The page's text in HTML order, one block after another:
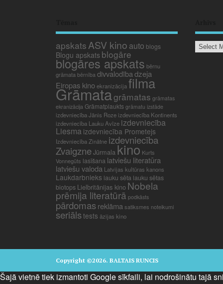
apskats ASV kino auto blogs
Blogu apskats blogāre
blogāres apskats bērnu
grāmata bērnība divvalodībadzeja
Eiropas kinoekranizācija filma
Grāmatagrāmatas grāmatas
ekranizācija Grāmatplaukts grāmatu izstāde
izdevniecība Jānis Roze izdevniecība Kontinents
izdevniecība Lauku Avīze izdevniecība
Liesma izdevniecība Prometejs
Izdevniecība Zinātne izdevniecība
ZvaigzneJūrmalakino Kurts
Vonnegūts lasīšana latviešu literatūra
latviešu valoda Latvijas kultūras kanons
Laukdarbnieks lauku sēta lauku sētas
biotops Lielbritānijas kino Nobela
prēmija literatūrā podkāsts
pārdomasreklāma satiksmes noteikumi
seriālstests āzijas kino
Copyright ©2026. BALTAIS RUNCIS
Šajā vietnē tiek izmantoti Google sīkfaili, lai nodrošinātu tajā